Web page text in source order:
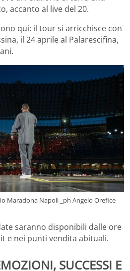
accanto al live del 20.
qui: il tour si arricchisce con
il 24 aprile al Palarescifina,
Maradona Napoli _ph Angelo Orefice
saranno disponibili dalle ore
e nei punti vendita abituali.
SUCCESSI E